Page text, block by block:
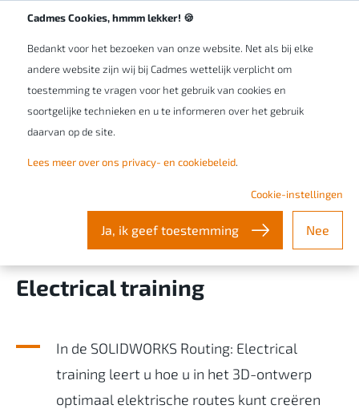
Cadmes Cookies, hmmm lekker! 🍪
Bedankt voor het bezoeken van onze website. Net als bij elke
andere website zijn wij bij Cadmes wettelijk verplicht om
toestemming te vragen voor het gebruik van cookies en
soortgelijke technieken en u te informeren over het gebruik
daarvan op de site.
Lees meer over ons privacy- en cookiebeleid.
Cookie-instellingen
Ja, ik geef toestemming Nee
Werken bij Cadmes
Bespaar tijd en voorkom
bekabeling en kabelbomen
met de SOLIDWORKS Routing:
Electrical training
In de SOLIDWORKS Routing: Electrical
training leert u hoe u in het 3D-ontwerp
optimaal elektrische routes kunt creëren